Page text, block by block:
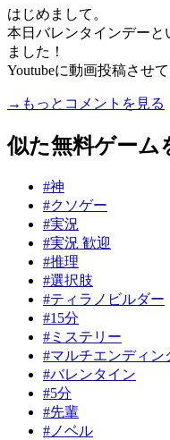
はじめまして。
本日バレンタインデーと
ました！
Youtubeに動画投稿させ
→もっとコメントを見る
似た無料ゲーム
#神
#クソゲー
#実況
#実況 歓迎
#推理
#選択肢
#ティラノビルダー
#15分
#ミステリー
#マルチエンディン
#バレンタイン
#5分
#先輩
#ノベル